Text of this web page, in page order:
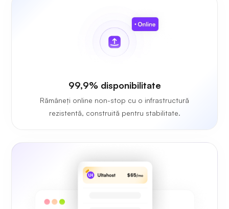
99,9% disponibilitate
Rămâneți online non-stop cu o infrastructură
rezistentă, construită pentru stabilitate.